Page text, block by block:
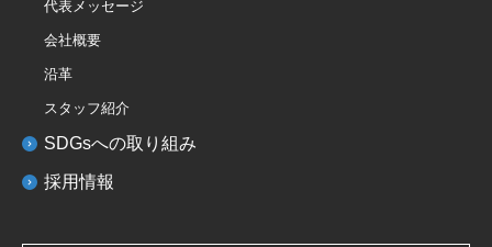
代表メッセージ
会社概要
沿革
スタッフ紹介
SDGsへの取り組み
採用情報